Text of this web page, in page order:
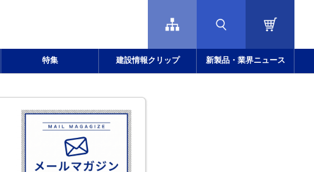
特集 建設情報クリップ 新製品・業界ニュース